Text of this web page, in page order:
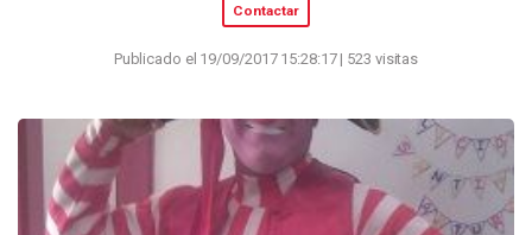
Contactar
Publicado el 19/09/2017 15:28:17 | 523 visitas